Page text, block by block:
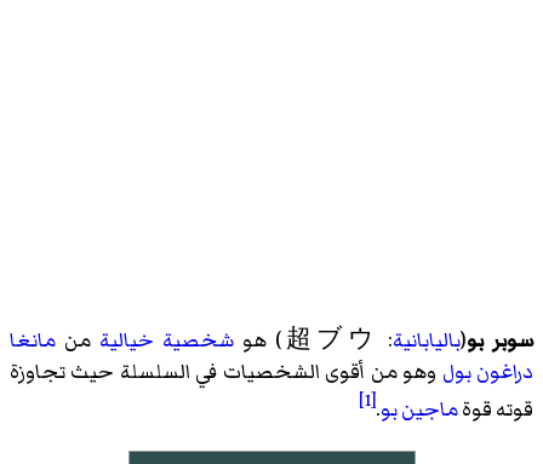
سوبر بو(باليابانية: 超ブウ) هو شخصية خيالية من مانغا
دراغون بول وهو من أقوى الشخصيات في السلسلة حيث تجاوزة
قوته قوةماجين بو.
[1]